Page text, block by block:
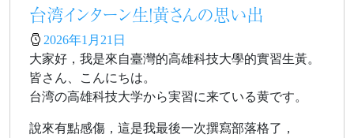
台湾インターン生！黄さんの思い出
2026年1月21日
大家好，我是來自臺灣的高雄科技大學的實習生黃。
皆さん、こんにちは。
台湾の高雄科技大学から実習に来ている黄です。
說來有點感傷，這是我最後一次撰寫部落格了，